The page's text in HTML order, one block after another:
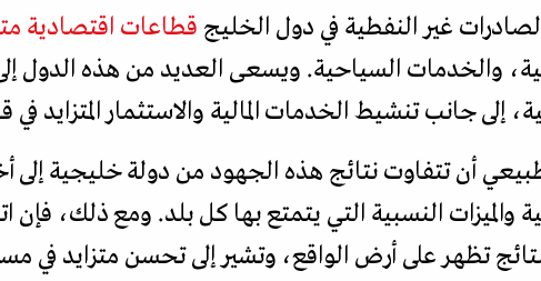
غير النفطية في دول الخليج قطاعات اقتصادية
والخدمات السياحية. ويسعى العديد من هذه الدول إلى
إلى جانب تنشيط الخدمات المالية والاستثمار المتزايد
أن تتفاوت نتائج هذه الجهود من دولة خليجية إلى
والميزات النسبية التي يتمتع بها كل بلد. ومع ذلك، فإن
تظهر على أرض الواقع، وتشير إلى تحسن متزايد في